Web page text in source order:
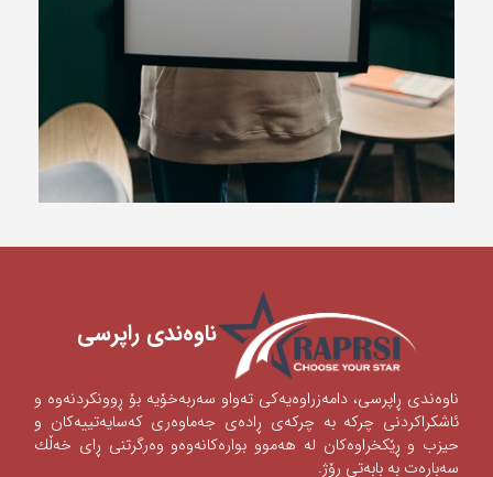
ناوه‌ندی ‌راپرسی
ناوه‌ندی‌ ڕاپرسی‌، دامه‌زراوه‌یه‌كی‌ ته‌واو سه‌ربه‌خۆیه‌ بۆ ڕوونكردنه‌وه‌ و
ئاشكراكردنی‌‌ چركه‌ به‌ چركه‌ی‌ ڕاده‌ی‌ جه‌ماوه‌ری‌ كه‌سایه‌تییه‌كان و
حیزب و ڕێكخراوه‌كان له‌ هه‌موو بواره‌كانه‌وه‌‌‌و وه‌رگرتنی‌ ڕای‌ خه‌ڵك
سه‌باره‌ت به‌ بابه‌تی‌ ڕۆژ.